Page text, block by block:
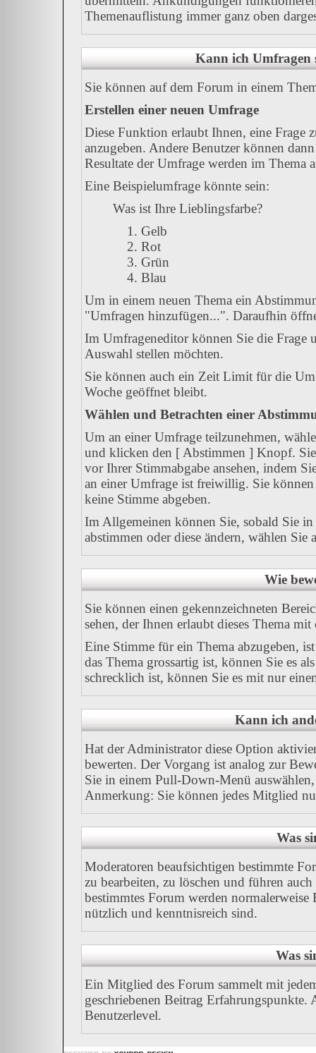
Themenauflistung immer ganz oben
Kann ich Umfragen
Sie können auf dem Forum in einem
Erstellen einer neuen Umfrage
Diese Funktion erlaubt Ihnen, eine Frage
anzugeben. Andere Benutzer können
Resultate der Umfrage werden im Thema
Eine Beispielumfrage könnte sein:
Was ist Ihre Lieblingsfarbe?
Gelb
Rot
Grün
Blau
Um in einem neuen Thema ein
"Umfragen hinzufügen...". Daraufhin
Im Umfrageneditor können Sie die Frage
Auswahl stellen möchten.
Sie können auch ein Zeit Limit für die
Woche geöffnet bleibt.
Wählen und Betrachten einer
Um an einer Umfrage teilzunehmen,
und klicken den [ Abstimmen ] Knopf.
vor Ihrer Stimmabgabe ansehen, indem
an einer Umfrage ist freiwillig. Sie
keine Stimme abgeben.
Im Allgemeinen können Sie, sobald Sie
abstimmen oder diese ändern, wählen Sie
Wie
Sie können einen gekennzeichneten
sehen, der Ihnen erlaubt dieses Thema
Eine Stimme für ein Thema abzugeben,
das Thema grossartig ist, können Sie es
schrecklich ist, können Sie es mit nur
Kann ich
Hat der Administrator diese Option
bewerten. Der Vorgang ist analog zur
Sie in einem Pull-Down-Menü
Anmerkung: Sie können jedes Mitglied
Was
Moderatoren beaufsichtigen bestimmte
zu bearbeiten, zu löschen und führen
bestimmtes Forum werden normalerweise
nützlich und kenntnisreich sind.
Was
Ein Mitglied des Forum sammelt mit
geschriebenen Beitrag Erfahrungspunkte.
Benutzerlevel.